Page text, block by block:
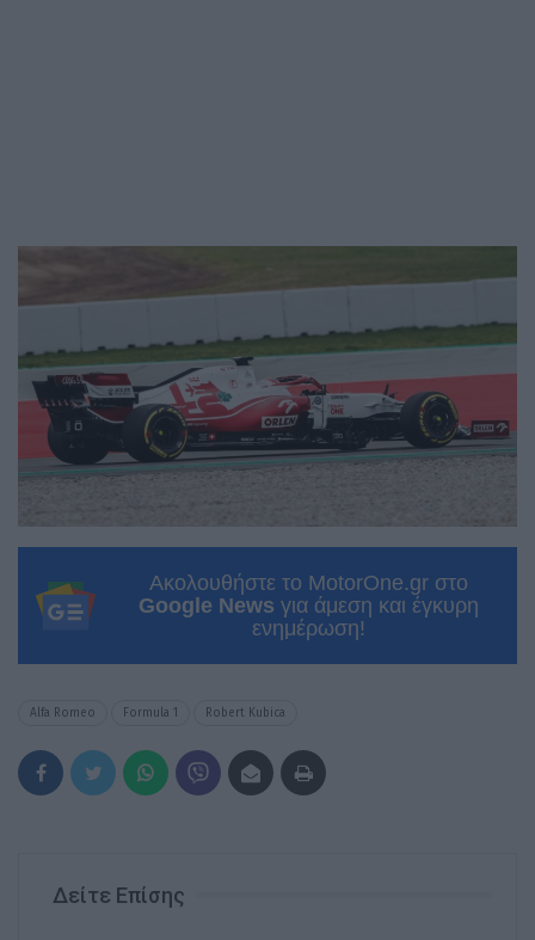
Ακολουθήστε το MotorOne.gr στο
Google News για άμεση και έγκυρη
ενημέρωση!
Alfa Romeo Formula 1 Robert Kubica
Δείτε Επίσης